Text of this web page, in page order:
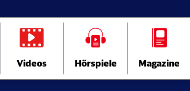
Videos Hörspiele Magazine